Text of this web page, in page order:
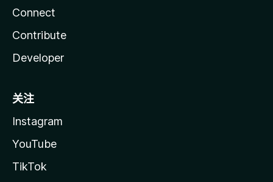
Connect
Contribute
Developer
关注
Instagram
YouTube
TikTok